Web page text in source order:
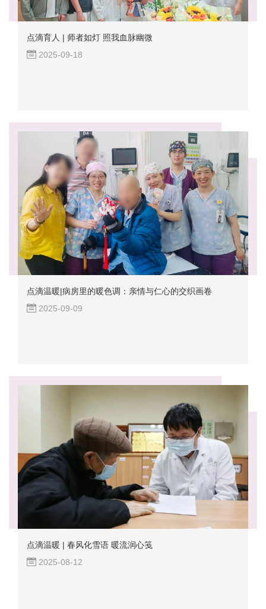
点滴育人 | 师者如灯 照我血脉幽微
2025-09-18
点滴温暖|病房里的暖色调：亲情与仁心的交织画卷
2025-09-09
点滴温暖 | 春风化雪语 暖流润心笺
2025-08-12